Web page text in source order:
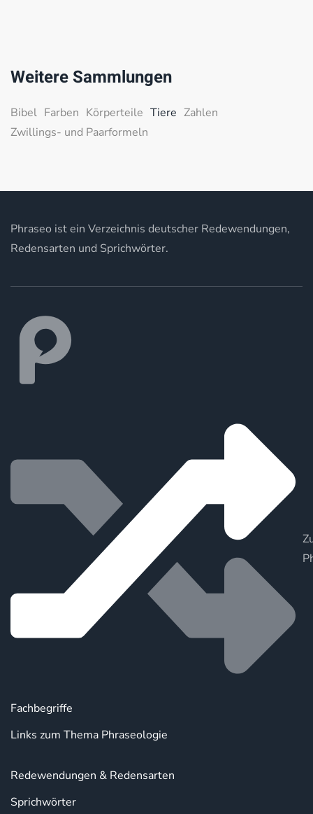
Weitere Sammlungen
Bibel Farben Körperteile Tiere Zahlen
Zwillings- und Paarformeln
Phraseo ist ein Verzeichnis deutscher Redewendungen,
Redensarten und Sprichwörter.
Fachbegriffe
Links zum Thema Phraseologie
Redewendungen & Redensarten
Sprichwörter